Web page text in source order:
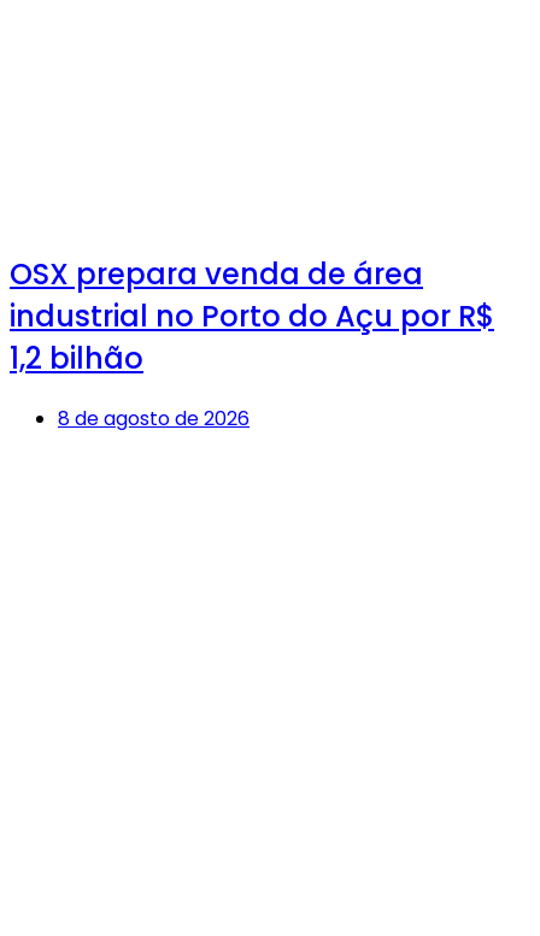
OSX prepara venda de área
industrial no Porto do Açu por R$
1,2 bilhão
8 de agosto de 2026